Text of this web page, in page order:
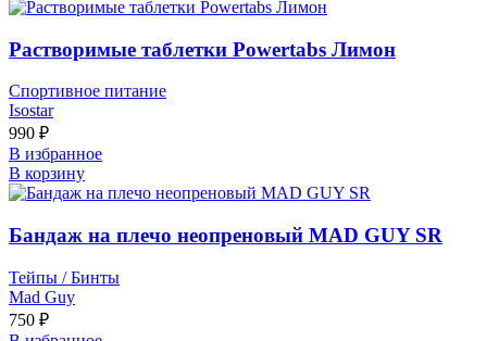
Растворимые таблетки Powertabs Лимон
Спортивное питание
Isostar
990 ₽
В избранное
В корзину
Бандаж на плечо неопреновый MAD GUY SR
Тейпы / Бинты
Mad Guy
750 ₽